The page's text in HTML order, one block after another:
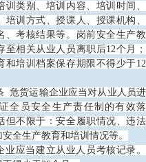
训类别、培训内容、培训时间、
培训方式、授课人、授课机构、
、考核结果等。岗前安全生产教
至相关从业人员离职后12个月；
和培训档案保存期限不得少于12
危货运输企业应当对从业人员进
全员安全生产责任制的有效落
但不限于：安全履职情况、违法
全生产教育和培训情况等。
业应当建立从业人员考核记录。